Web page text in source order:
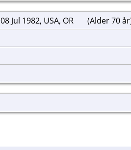
08 Jul 1982, USA, OR (Alder 70